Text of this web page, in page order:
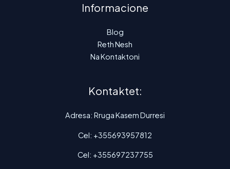
Informacione
Blog
Reth Nesh
Na Kontaktoni
Kontaktet:
Adresa: Rruga Kasem Durresi
Cel: +355693957812
Cel: +355697237755